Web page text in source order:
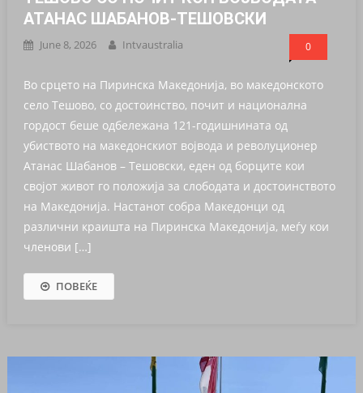
АТАНАС ШАБАНОВ-ТЕШОВСКИ
June 8, 2026 Intvaustralia 0
Во срцето на Пиринска Македонија, во македонското
село Тешово, со достоинство, почит и национална
гордост беше одбележана 121-годишнината од
убиството на македонскиот војвода и револуционер
Атанас Шабанов – Тешовски, еден од борците кои
својот живот го положија за слободата и достоинството
на Македонија. Настанот собра Македонци од
различни краишта на Пиринска Македонија, меѓу кои
членови […]
ПОВЕЌЕ